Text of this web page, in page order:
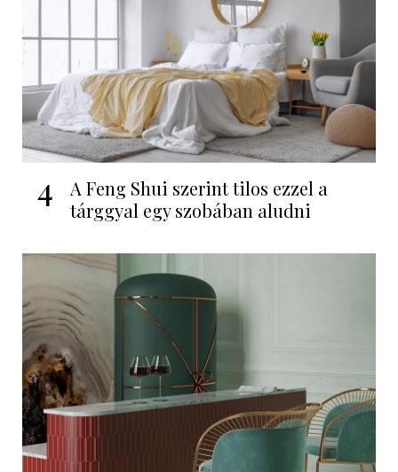
4
A Feng Shui szerint tilos ezzel a
tárggyal egy szobában aludni